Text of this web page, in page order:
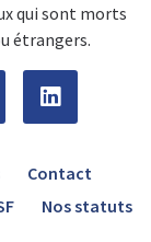
qui sont morts
étrangers.
Contact
Nos statuts